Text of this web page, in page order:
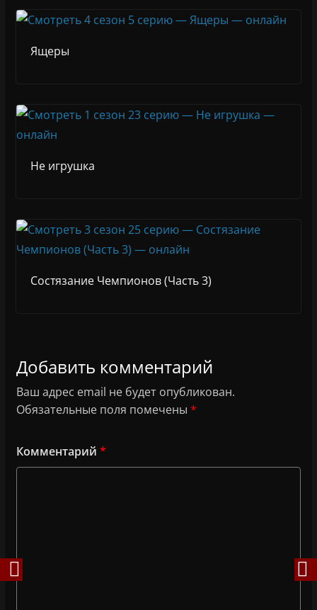
Ящеры
Не игрушка
Состязание Чемпионов (Часть 3)
Добавить комментарий
Ваш адрес email не будет опубликован.
Обязательные поля помечены *
Комментарий *